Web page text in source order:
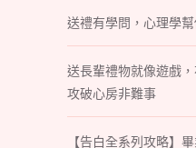
送禮有學問，心理學
送長輩禮物就像遊戲
攻破心房非難事
【告白全系列攻略】